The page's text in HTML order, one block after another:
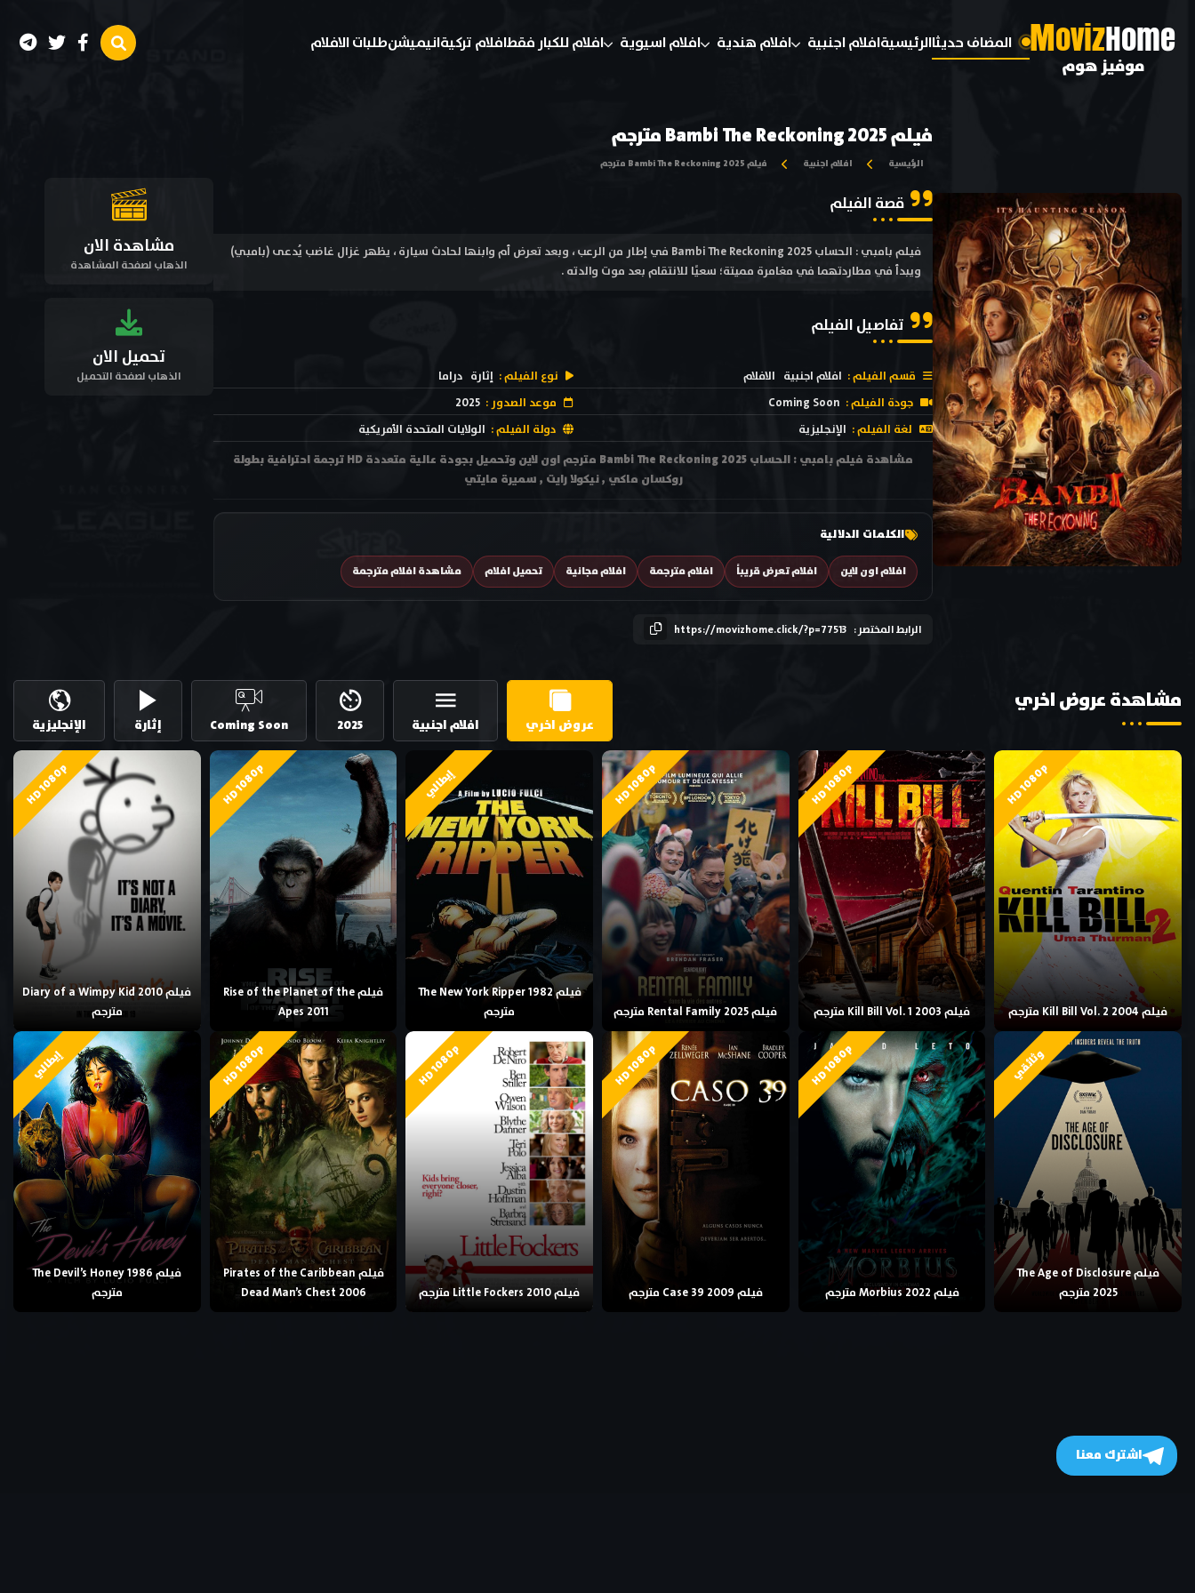
MovizHome
موفيز هوم
المضاف حديثاالرئيسيةافلام اجنبية افلام هندية افلام اسيوية افلام للكبار فقطافلام تركيةانيميشنطلبات الافلام
فيلم Bambi The Reckoning 2025 مترجم
الرئيسية افلام اجنبية فيلم Bambi The Reckoning 2025 مترجم
قصة الفيلم
فيلم بامبي : الحساب Bambi The Reckoning 2025 في إطار من الرعب ، وبعد تعرض أم وابنها لحادث سيارة ، يظهر غزال غاضب يُدعى (بامبي)
ويبدأ في مطاردتهما في مغامرة مميتة؛ سعيًا للانتقام بعد موت والدته .
تفاصيل الفيلم
قسم الفيلم : افلام اجنبية الافلام نوع الفيلم : إثارة دراما
جودة الفيلم : Coming Soon موعد الصدور : 2025
لغة الفيلم : الإنجليزية دولة الفيلم : الولايات المتحدة الأمريكية
مشاهدة فيلم بامبي : الحساب Bambi The Reckoning 2025 مترجم اون لاين وتحميل بجودة عالية متعددة HD ترجمة احترافية بطولة
روكسان ماكي , نيكولا رايت , سميرة مايتي
الكلمات الدلالية
افلام اون لاين افلام تعرض قريباً افلام مترجمة افلام مجانية تحميل افلام مشاهدة افلام مترجمة
الرابط المختصر : https://movizhome.click/?p=77513
مشاهدة الان
الذهاب لصفحة المشاهدة
تحميل الان
الذهاب لصفحة التحميل
مشاهدة عروض اخري
عروض اخري افلام اجنبية 2025
Coming Soon إثارة الإنجليزية
HD 1080p
فيلم Kill Bill Vol. 2 2004 مترجم
HD 1080p
فيلم Kill Bill Vol. 1 2003 مترجم
HD 1080p
فيلم Rental Family 2025 مترجم
إيطالي
فيلم The New York Ripper 1982
مترجم
HD 1080p
فيلم Rise of the Planet of the
Apes 2011
HD 1080p
فيلم Diary of a Wimpy Kid 2010
مترجم
وثائقي
فيلم The Age of Disclosure
2025 مترجم
HD 1080p
فيلم Morbius 2022 مترجم
HD 1080p
فيلم Case 39 2009 مترجم
HD 1080p
فيلم Little Fockers 2010 مترجم
HD 1080p
فيلم Pirates of the Caribbean
Dead Man’s Chest 2006
إيطالي
فيلم The Devil’s Honey 1986
مترجم
اشترك معنا